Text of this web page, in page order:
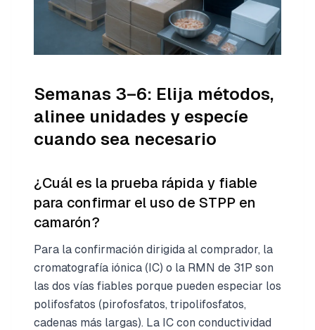
Semanas 3–6: Elija métodos,
alinee unidades y especíe
cuando sea necesario
¿Cuál es la prueba rápida y fiable
para confirmar el uso de STPP en
camarón?
Para la confirmación dirigida al comprador, la
cromatografía iónica (IC) o la RMN de 31P son
las dos vías fiables porque pueden especiar los
polifosfatos (pirofosfatos, tripolifosfatos,
cadenas más largas). La IC con conductividad